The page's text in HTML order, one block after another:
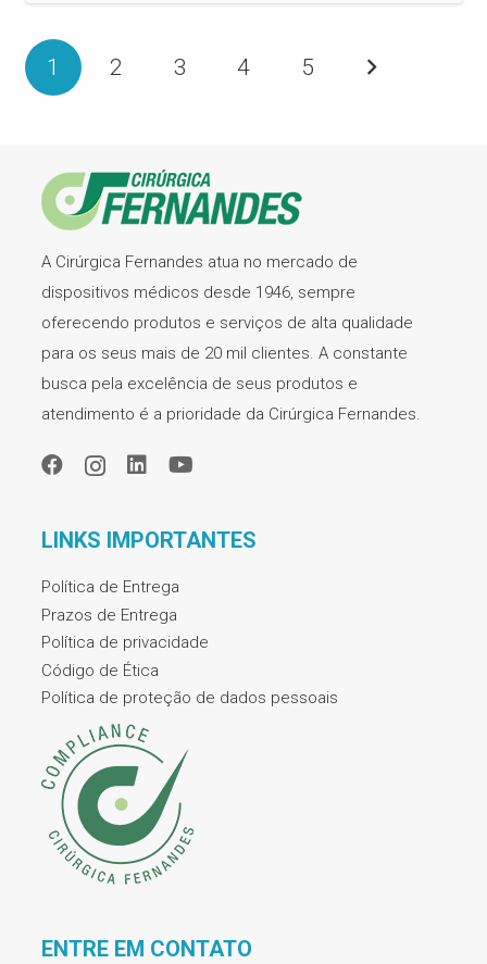
1 2 3 4 5
A Cirúrgica Fernandes atua no mercado de
dispositivos médicos desde 1946, sempre
oferecendo produtos e serviços de alta qualidade
para os seus mais de 20 mil clientes. A constante
busca pela excelência de seus produtos e
atendimento é a prioridade da Cirúrgica Fernandes.
LINKS IMPORTANTES
Política de Entrega
Prazos de Entrega
Política de privacidade
Código de Ética
Política de proteção de dados pessoais
ENTRE EM CONTATO